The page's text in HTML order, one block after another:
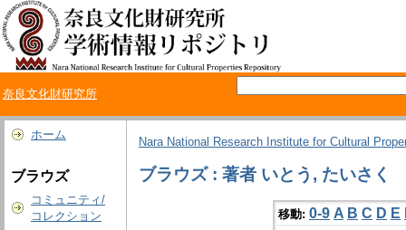
奈良文化財研究所
ホーム
ブラウズ
コミュニティ/
コレクション
Nara National Research Institute for Cultural
ブラウズ : 著者 いとう, たいさく
移動: 0-9 A B C D E